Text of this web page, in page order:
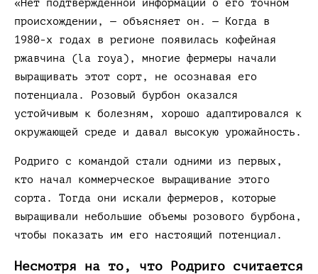
«Нет подтвержденной информации о его точном
происхождении, — объясняет он. — Когда в
1980-х годах в регионе появилась кофейная
ржавчина (la roya), многие фермеры начали
выращивать этот сорт, не осознавая его
потенциала. Розовый бурбон оказался
устойчивым к болезням, хорошо адаптировался к
окружающей среде и давал высокую урожайность.
Родриго с командой стали одними из первых,
кто начал коммерческое выращивание этого
сорта. Тогда они искали фермеров, которые
выращивали небольшие объемы розового бурбона,
чтобы показать им его настоящий потенциал.
Несмотря на то, что Родриго считается